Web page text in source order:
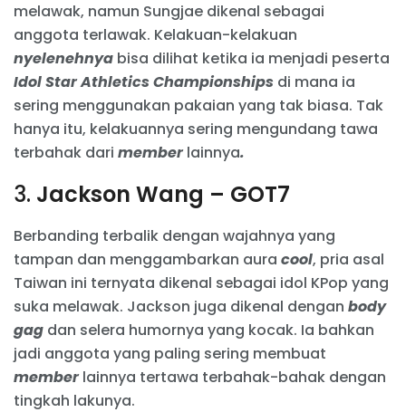
melawak, namun Sungjae dikenal sebagai
anggota terlawak. Kelakuan-kelakuan
nyelenehnya bisa dilihat ketika ia menjadi peserta
Idol Star Athletics Championships di mana ia
sering menggunakan pakaian yang tak biasa. Tak
hanya itu, kelakuannya sering mengundang tawa
terbahak dari memberlainnya.
3. Jackson Wang – GOT7
Berbanding terbalik dengan wajahnya yang
tampan dan menggambarkan aura cool, pria asal
Taiwan ini ternyata dikenal sebagai idol KPop yang
suka melawak. Jackson juga dikenal dengan body
gag dan selera humornya yang kocak. Ia bahkan
jadi anggota yang paling sering membuat
memberlainnya tertawa terbahak-bahak dengan
tingkah lakunya.